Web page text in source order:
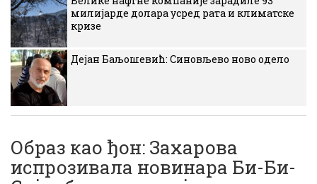
милијарде долара усред рата и климатске
кризе
Дејан Баљошевић: Синовљево ново одело
Образ као ђон: Захарова
испрозивала новинара Би-Би-